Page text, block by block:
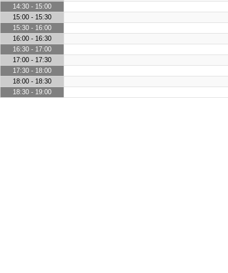
14:30 - 15:00
15:00 - 15:30
15:30 - 16:00
16:00 - 16:30
16:30 - 17:00
17:00 - 17:30
17:30 - 18:00
18:00 - 18:30
18:30 - 19:00